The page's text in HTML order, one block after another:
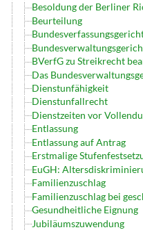
Besoldung der Berliner
Beurteilung
BVerfG zu Streikrecht
Das
Dienstunfähigkeit
Dienstunfallrecht
Dienstzeiten vor
Entlassung
Entlassung auf Antrag
Erstmalige
EuGH:
Familienzuschlag
Familienzuschlag bei
Gesundheitliche Eignung
Jubiläumszuwendung